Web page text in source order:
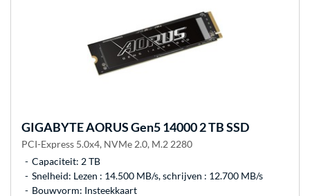
GIGABYTEAORUS Gen5 14000 2 TB SSD
PCI-Express 5.0x4, NVMe 2.0, M.2 2280
Capaciteit: 2 TB
Snelheid: Lezen : 14.500 MB/s, schrijven : 12.700 MB/s
Bouwvorm: Insteekkaart